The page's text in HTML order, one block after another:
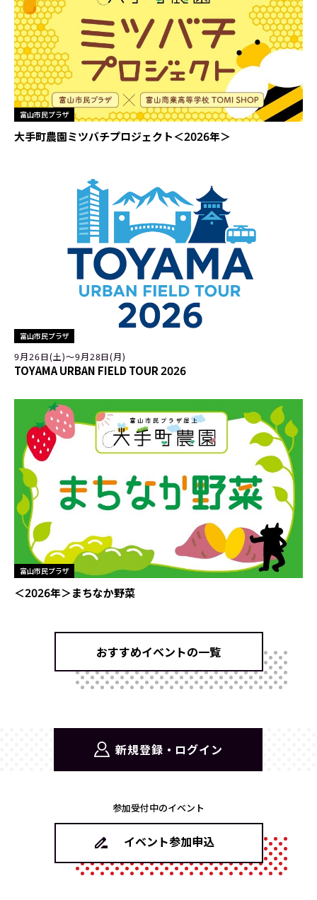
富山市民プラザ
大手町農園ミツバチプロジェクト＜2026年＞
富山市民プラザ
9月26日(土)〜9月28日(月)
TOYAMA URBAN FIELD TOUR 2026
富山市民プラザ
＜2026年＞まちなか野菜
おすすめイベントの一覧
新規登録・ログイン
参加受付中のイベント
イベント参加申込